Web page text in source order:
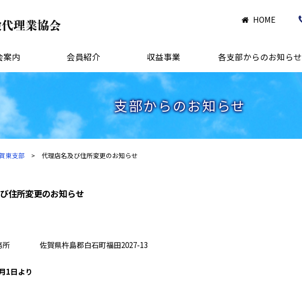
HOME
案内 会員紹介 収益事業 各支部からのお知らせ
支部からのお知らせ
東支部 > 代理店名及び住所変更のお知らせ
住所変更のお知らせ
所 佐賀県杵島郡白石町福田2027-13
1日より